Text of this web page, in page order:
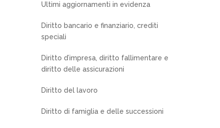
Ultimi aggiornamenti in evidenza
Diritto bancario e finanziario, crediti
speciali
Diritto d’impresa, diritto fallimentare e
diritto delle assicurazioni
Diritto del lavoro
Diritto di famiglia e delle successioni